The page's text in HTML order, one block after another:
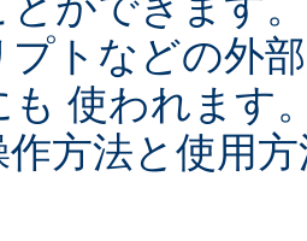
プトなどの外
使われます
方法と使用